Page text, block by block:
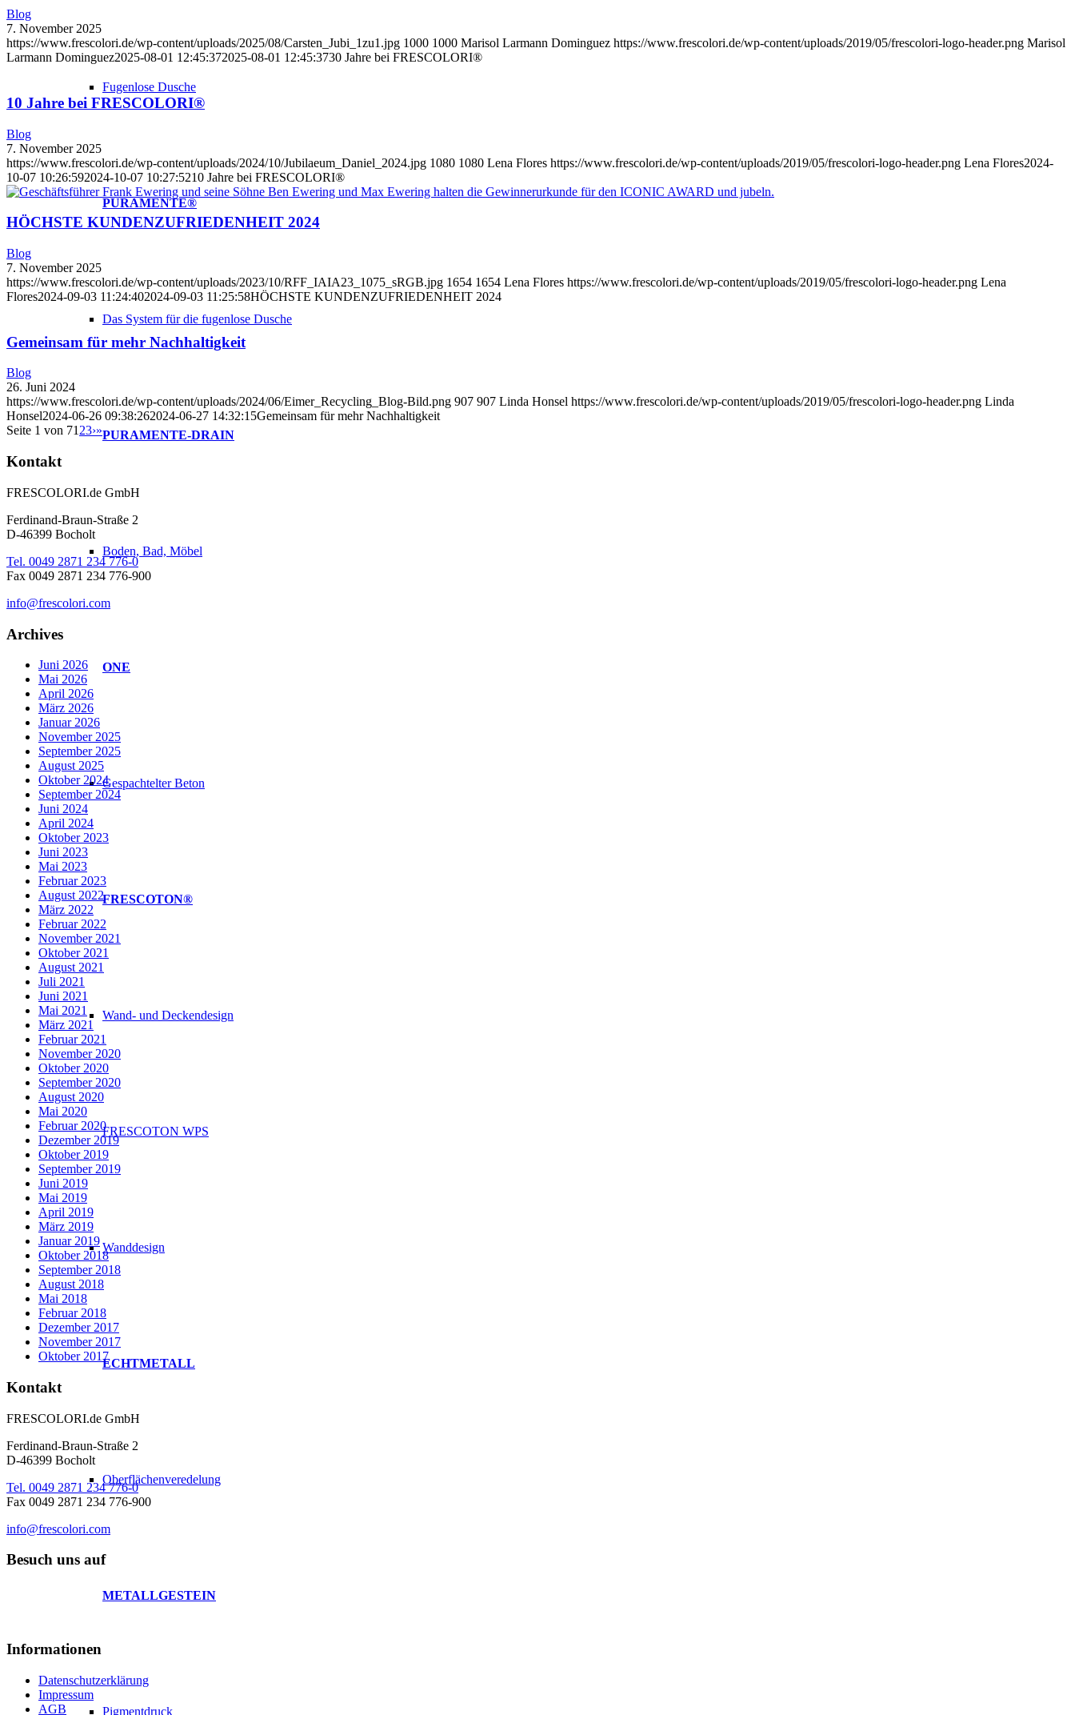
Fugenlose Dusche
PURAMENTE®
Das System für die fugenlose Dusche
PURAMENTE-DRAIN
Boden, Bad, Möbel
ONE
Gespachtelter Beton
FRESCOTON®
Wand- und Deckendesign
FRESCOTON WPS
Wanddesign
ECHTMETALL
Oberflächenveredelung
METALLGESTEIN
Pigmentdruck
Blog
7. November 2025
https://www.frescolori.de/wp-content/uploads/2025/08/Carsten_Jubi_1zu1.jpg 1000 1000 Marisol Larmann Dominguez https://www.frescolori.de/wp-content/uploads/2019/05/frescolori-logo-header.png Marisol
Larmann Dominguez2025-08-01 12:45:372025-08-01 12:45:3730 Jahre bei FRESCOLORI®
10 Jahre bei FRESCOLORI®
Blog
7. November 2025
https://www.frescolori.de/wp-content/uploads/2024/10/Jubilaeum_Daniel_2024.jpg 1080 1080 Lena Flores https://www.frescolori.de/wp-content/uploads/2019/05/frescolori-logo-header.png Lena Flores2024-
10-07 10:26:592024-10-07 10:27:5210 Jahre bei FRESCOLORI®
HÖCHSTE KUNDENZUFRIEDENHEIT 2024
Blog
7. November 2025
https://www.frescolori.de/wp-content/uploads/2023/10/RFF_IAIA23_1075_sRGB.jpg 1654 1654 Lena Flores https://www.frescolori.de/wp-content/uploads/2019/05/frescolori-logo-header.png Lena
Flores2024-09-03 11:24:402024-09-03 11:25:58HÖCHSTE KUNDENZUFRIEDENHEIT 2024
Gemeinsam für mehr Nachhaltigkeit
Blog
26. Juni 2024
https://www.frescolori.de/wp-content/uploads/2024/06/Eimer_Recycling_Blog-Bild.png 907 907 Linda Honsel https://www.frescolori.de/wp-content/uploads/2019/05/frescolori-logo-header.png Linda
Honsel2024-06-26 09:38:262024-06-27 14:32:15Gemeinsam für mehr Nachhaltigkeit
Seite 1 von 71 23›»
Kontakt
FRESCOLORI.de GmbH
Ferdinand-Braun-Straße 2
D-46399 Bocholt
Tel. 0049 2871 234 776-0
Fax 0049 2871 234 776-900
info@frescolori.com
Archives
Juni 2026
Mai 2026
April 2026
März 2026
Januar 2026
November 2025
September 2025
August 2025
Oktober 2024
September 2024
Juni 2024
April 2024
Oktober 2023
Juni 2023
Mai 2023
Februar 2023
August 2022
März 2022
Februar 2022
November 2021
Oktober 2021
August 2021
Juli 2021
Juni 2021
Mai 2021
März 2021
Februar 2021
November 2020
Oktober 2020
September 2020
August 2020
Mai 2020
Februar 2020
Dezember 2019
Oktober 2019
September 2019
Juni 2019
Mai 2019
April 2019
März 2019
Januar 2019
Oktober 2018
September 2018
August 2018
Mai 2018
Februar 2018
Dezember 2017
November 2017
Oktober 2017
Kontakt
FRESCOLORI.de GmbH
Ferdinand-Braun-Straße 2
D-46399 Bocholt
Tel. 0049 2871 234 776-0
Fax 0049 2871 234 776-900
info@frescolori.com
Besuch uns auf
Informationen
Datenschutzerklärung
Impressum
AGB